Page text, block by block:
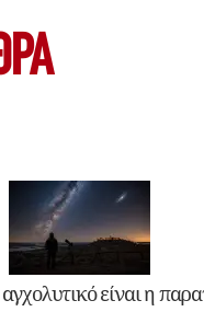
είναι η